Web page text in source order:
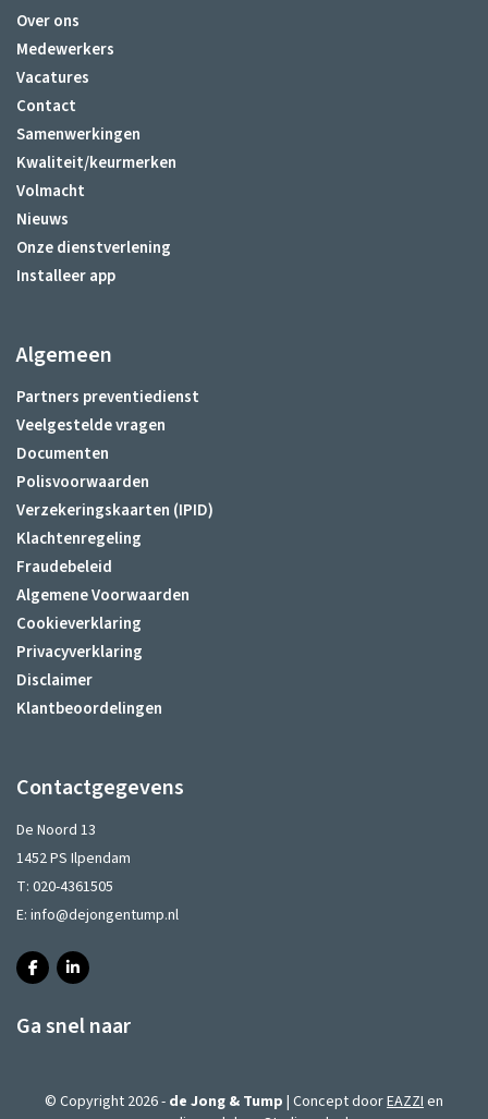
Over ons
Medewerkers
Vacatures
Contact
Samenwerkingen
Kwaliteit/keurmerken
Volmacht
Nieuws
Onze dienstverlening
Installeer app
Algemeen
Partners preventiedienst
Veelgestelde vragen
Documenten
Polisvoorwaarden
Verzekeringskaarten (IPID)
Klachtenregeling
Fraudebeleid
Algemene Voorwaarden
Cookieverklaring
Privacyverklaring
Disclaimer
Klantbeoordelingen
Contactgegevens
De Noord 13
1452 PS Ilpendam
T: 020-4361505
E: info@dejongentump.nl
Ga snel naar
© Copyright 2026 - de Jong & Tump | Concept doorEAZZIen